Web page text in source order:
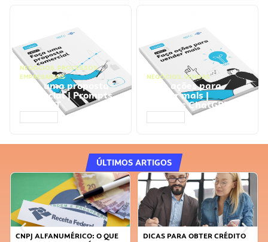
NEGÓCIOS, PROCESSOS
EMPRESARIAIS
Faça uma proposta
comercial | Prompts
ChatGPT
NEGÓCIOS, VENDAS
Faça ações para
vender mais |
Prompts ChatGPT
ÚLTIMOS ARTIGOS
DICAS PARA OBTER CRÉDITO
FAÇA A DIFERENÇA: SEJA